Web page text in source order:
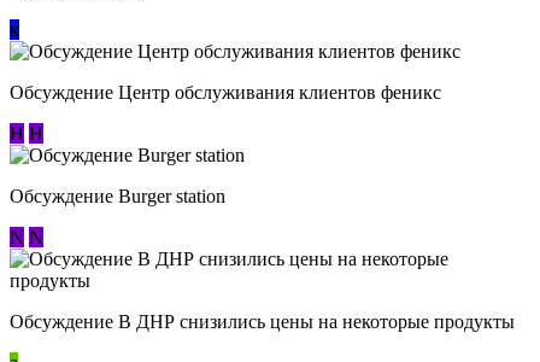
к
Обсуждение Центр обслуживания клиентов феникс
Н Н
Обсуждение Burger station
N N
Обсуждение В ДНР снизились цены на некоторые продукты